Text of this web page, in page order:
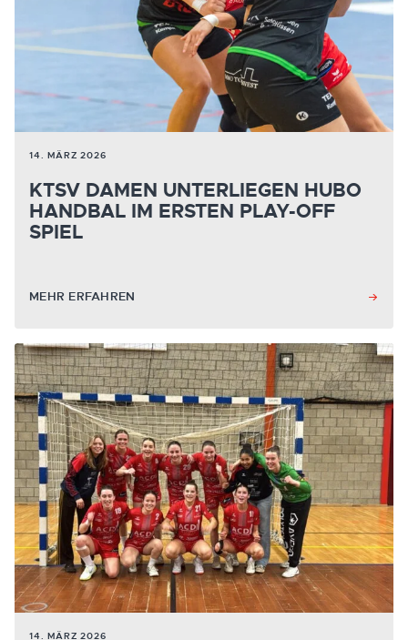
14. MÄRZ 2026
KTSV DAMEN UNTERLIEGEN HUBO
HANDBAL IM ERSTEN PLAY-OFF
SPIEL
MEHR ERFAHREN
14. MÄRZ 2026